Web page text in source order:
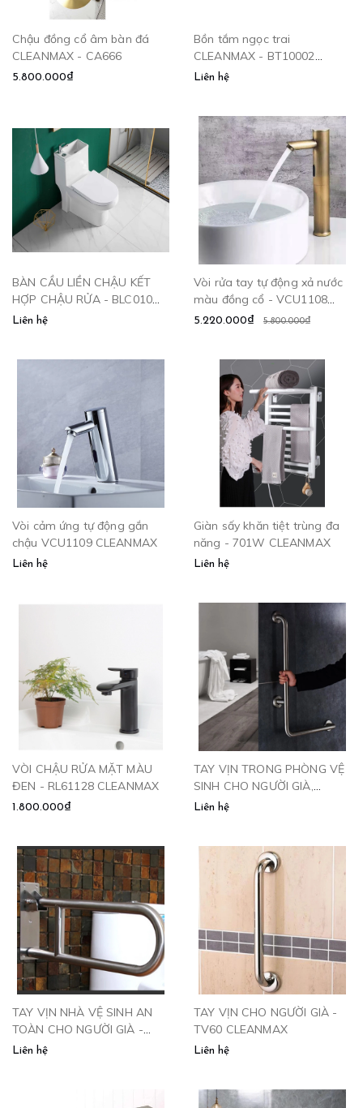
Chậu đồng cổ âm bàn đá
CLEANMAX - CA666
5.800.000₫
Bồn tắm ngọc trai
CLEANMAX - BT10002
CLEANMAX
Liên hệ
BÀN CẦU LIỀN CHẬU KẾT
HỢP CHẬU RỬA - BLC010
CLEANMAX
Liên hệ
Vòi rửa tay tự động xả nước
màu đồng cổ - VCU1108
CLEANMAX
5.220.000₫ 5.800.000₫
Vòi cảm ứng tự động gắn
chậu VCU1109 CLEANMAX
Liên hệ
Giàn sấy khăn tiệt trùng đa
năng - 701W CLEANMAX
Liên hệ
VÒI CHẬU RỬA MẶT MÀU
ĐEN - RL61128 CLEANMAX
1.800.000₫
TAY VỊN TRONG PHÒNG VỆ
SINH CHO NGƯỜI GIÀ,
NGƯỜI BỆNH - TV780
Liên hệ
TAY VỊN NHÀ VỆ SINH AN
TOÀN CHO NGƯỜI GIÀ -
TV680 CLEANMAX
Liên hệ
TAY VỊN CHO NGƯỜI GIÀ -
TV60 CLEANMAX
Liên hệ